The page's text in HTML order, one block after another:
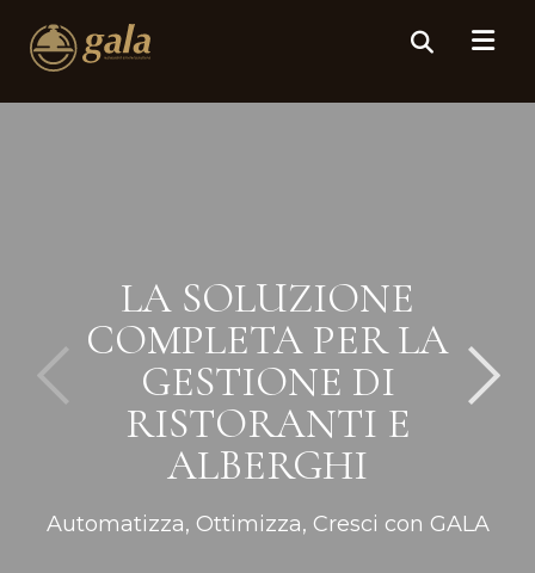
LA SOLUZIONE
COMPLETA PER LA
GESTIONE DI
RISTORANTI E
ALBERGHI
Automatizza, Ottimizza, Cresci con GALA